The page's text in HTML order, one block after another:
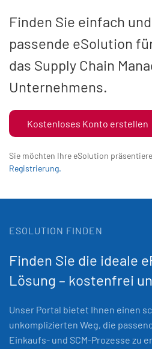
Finden Sie einfach
passende eSolution
das Supply Chain
Unternehmens.
Kostenloses Konto erstellen
Sie möchten Ihre eSolution
Registrierung.
ESOLUTION FINDEN
Finden Sie die ideale
Lösung – kostenfrei
Unser Portal bietet Ihnen einen
unkomplizierten Weg, die
Einkaufs- und SCM-Prozesse zu